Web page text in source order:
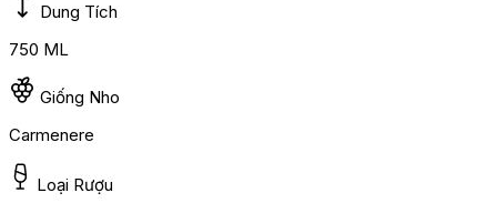
Dung Tích
750 ML
Giống Nho
Carmenere
Loại Rượu